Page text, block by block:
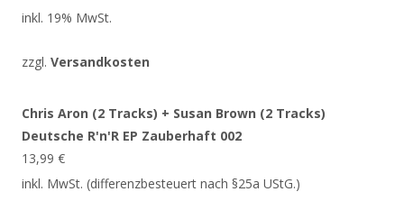
inkl. 19% MwSt.
zzgl. Versandkosten
Chris Aron (2 Tracks) + Susan Brown (2 Tracks)
Deutsche R'n'R EP Zauberhaft 002
13,99 €
inkl. MwSt. (differenzbesteuert nach §25a UStG.)